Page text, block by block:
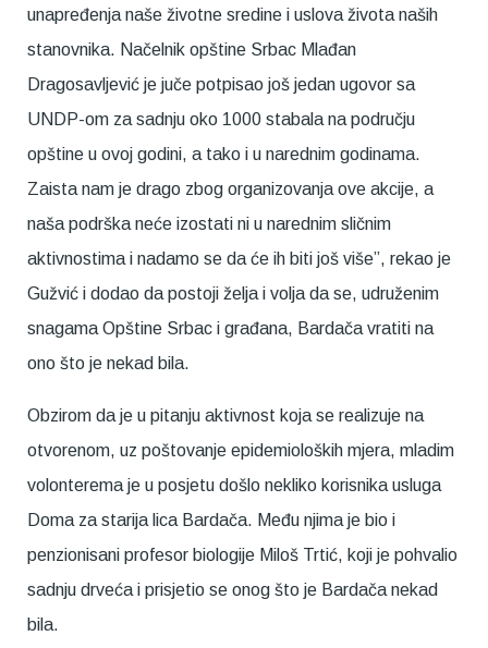
unapređenja naše životne sredine i uslova života naših
stanovnika. Načelnik opštine Srbac Mlađan
Dragosavljević je juče potpisao još jedan ugovor sa
UNDP-om za sadnju oko 1000 stabala na području
opštine u ovoj godini, a tako i u narednim godinama.
Zaista nam je drago zbog organizovanja ove akcije, a
naša podrška neće izostati ni u narednim sličnim
aktivnostima i nadamo se da će ih biti još više”, rekao je
Gužvić i dodao da postoji želja i volja da se, udruženim
snagama Opštine Srbac i građana, Bardača vratiti na
ono što je nekad bila.
Obzirom da je u pitanju aktivnost koja se realizuje na
otvorenom, uz poštovanje epidemioloških mjera, mladim
volonterema je u posjetu došlo nekliko korisnika usluga
Doma za starija lica Bardača. Među njima je bio i
penzionisani profesor biologije Miloš Trtić, koji je pohvalio
sadnju drveća i prisjetio se onog što je Bardača nekad
bila.